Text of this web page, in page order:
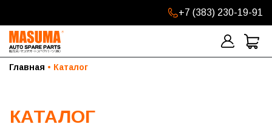
+7 (383) 230-19-91
Главная Каталог
КАТАЛОГ